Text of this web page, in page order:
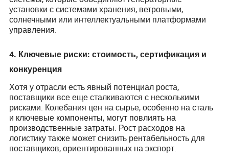
установки с системами хранения, ветровыми,
солнечными или интеллектуальными платформами
управления.
4. Ключевые риски: стоимость, сертификация и
конкуренция
Хотя у отрасли есть явный потенциал роста,
поставщики все еще сталкиваются с несколькими
рисками. Колебания цен на сырье, особенно на сталь
и ключевые компоненты, могут повлиять на
производственные затраты. Рост расходов на
логистику также может снизить рентабельность для
поставщиков, ориентированных на экспорт.